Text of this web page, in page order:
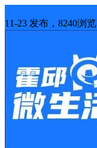
11-23 发布，8240浏览